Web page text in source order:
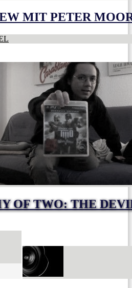
MIT PETER
OF TWO: THE